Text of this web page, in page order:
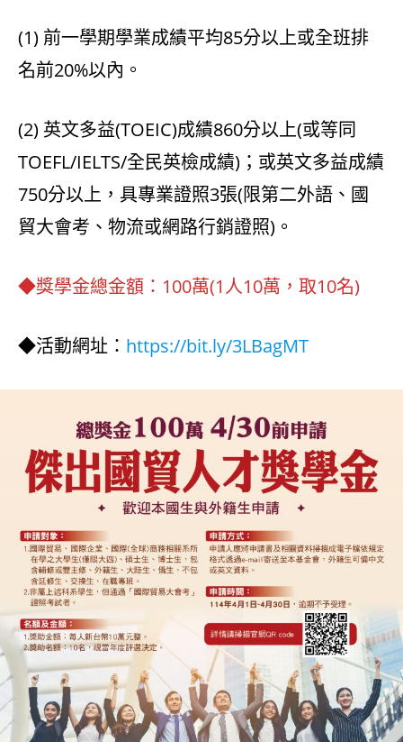
(1) 前一學期學業成績平均85分以上或全班排
名前20%以內。
(2) 英文多益(TOEIC)成績860分以上(或等同
TOEFL/IELTS/全民英檢成績)；或英文多益成績
750分以上，具專業證照3張(限第二外語、國
貿大會考、物流或網路行銷證照)。
◆獎學金總金額：100萬(1人10萬，取10名)
◆活動網址： https://bit.ly/3LBagMT